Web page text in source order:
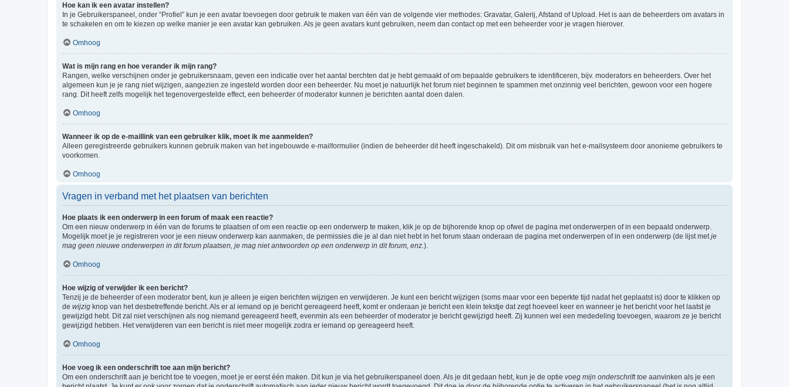
Hoe kan ik een avatar instellen?
In je Gebruikerspaneel, onder “Profiel” kun je een avatar toevoegen door gebruik te maken van één van de volgende vier methodes: Gravatar, Galerij, Afstand of Upload. Het is aan de beheerders om avatars in
te schakelen en om te kiezen op welke manier je een avatar kan gebruiken. Als je geen avatars kunt gebruiken, neem dan contact op met een beheerder voor je vragen hierover.
Omhoog
Wat is mijn rang en hoe verander ik mijn rang?
Rangen, welke verschijnen onder je gebruikersnaam, geven een indicatie over het aantal berchten dat je hebt gemaakt of om bepaalde gebruikers te identificeren, bijv. moderators en beheerders. Over het
algemeen kun je je rang niet wijzigen, aangezien ze ingesteld worden door een beheerder. Nu moet je natuurlijk het forum niet beginnen te spammen met onzinnig veel berichten, gewoon voor een hogere
rang. Dit heeft zelfs mogelijk het tegenovergestelde effect, een beheerder of moderator kunnen je berichten aantal doen dalen.
Omhoog
Wanneer ik op de e-maillink van een gebruiker klik, moet ik me aanmelden?
Alleen geregistreerde gebruikers kunnen gebruik maken van het ingebouwde e-mailformulier (indien de beheerder dit heeft ingeschakeld). Dit om misbruik van het e-mailsysteem door anonieme gebruikers te
voorkomen.
Omhoog
Vragen in verband met het plaatsen van berichten
Hoe plaats ik een onderwerp in een forum of maak een reactie?
Om een nieuw onderwerp in één van de forums te plaatsen of om een reactie op een onderwerp te maken, klik je op de bijhorende knop op ofwel de pagina met onderwerpen of in een bepaald onderwerp.
Mogelijk moet je je registreren voor je een nieuw onderwerp kan aanmaken, de permissies die je al dan niet hebt in het forum staan onderaan de pagina met onderwerpen of in een onderwerp (de lijst met je
mag geen nieuwe onderwerpen in dit forum plaatsen, je mag niet antwoorden op een onderwerp in dit forum, enz. ).
Omhoog
Hoe wijzig of verwijder ik een bericht?
Tenzij je de beheerder of een moderator bent, kun je alleen je eigen berichten wijzigen en verwijderen. Je kunt een bericht wijzigen (soms maar voor een beperkte tijd nadat het geplaatst is) door te klikken op
de wijzig knop van het desbetreffende bericht. Als er al iemand op je bericht gereageerd heeft, komt er onderaan je bericht een klein tekstje dat zegt hoeveel keer en wanneer je het bericht voor het laatst je
gewijzigd hebt. Dit zal niet verschijnen als nog niemand gereageerd heeft, evenmin als een beheerder of moderator je bericht gewijzigd heeft. Zij kunnen wel een mededeling toevoegen, waarom ze je bericht
gewijzigd hebben. Het verwijderen van een bericht is niet meer mogelijk zodra er iemand op gereageerd heeft.
Omhoog
Hoe voeg ik een onderschrift toe aan mijn bericht?
Om een onderschrift aan je bericht toe te voegen, moet je er eerst één maken. Dit kun je via het gebruikerspaneel doen. Als je dit gedaan hebt, kun je de optie voeg mijn onderschrift toe aanvinken als je een